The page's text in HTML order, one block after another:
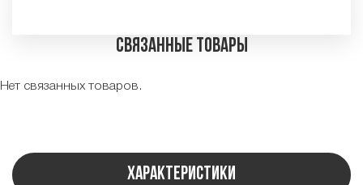
Связанные товары
Нет связанных товаров.
Характеристики